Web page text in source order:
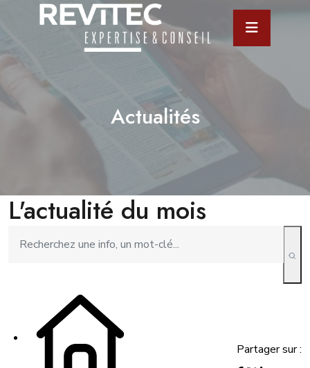
Actualités
L'actualité du mois
Partager sur :